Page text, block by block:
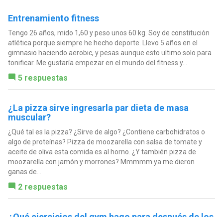
Entrenamiento fitness
Tengo 26 años, mido 1,60 y peso unos 60 kg. Soy de constitución
atlética porque siempre he hecho deporte. Llevo 5 años en el
gimnasio haciendo aerobic, y pesas aunque esto ultimo solo para
tonificar. Me gustaría empezar en el mundo del fitness y...
5 respuestas
¿La pizza sirve ingresarla par dieta de masa
muscular?
¿Qué tal es la pizza? ¿Sirve de algo? ¿Contiene carbohidratos o
algo de proteínas? Pizza de moozarella con salsa de tomate y
aceite de oliva esta comida es al horno. ¿Y también pizza de
moozarella con jamón y morrones? Mmmmm ya me dieron
ganas de...
2 respuestas